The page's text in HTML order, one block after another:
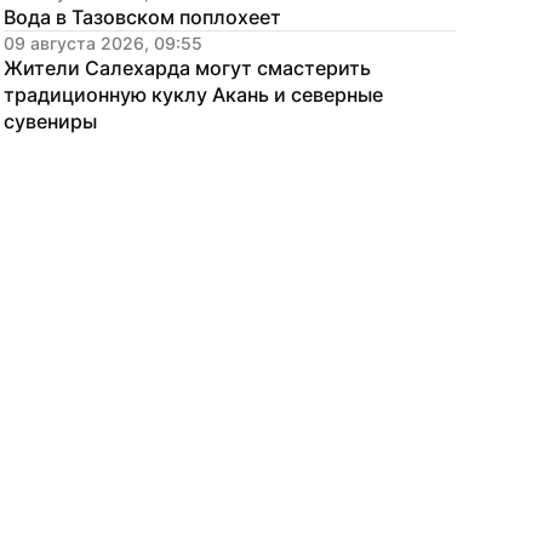
Вода в Тазовском поплохеет
09 августа 2026, 09:55
Жители Салехарда могут смастерить
традиционную куклу Акань и северные
сувениры